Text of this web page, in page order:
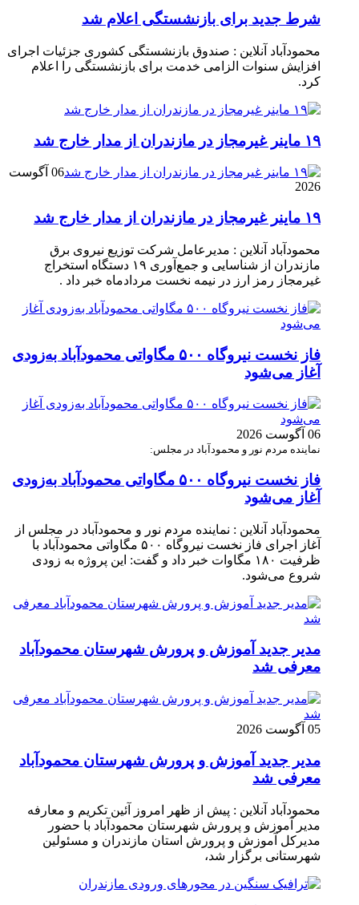
شرط جدید برای بازنشستگی اعلام شد
محمودآباد آنلاین : صندوق بازنشستگی کشوری جزئیات اجرای
افزایش سنوات الزامی خدمت برای بازنشستگی را اعلام
کرد.
۱۹ ماینر غیرمجاز در مازندران از مدار خارج شد
06 آگوست
2026
۱۹ ماینر غیرمجاز در مازندران از مدار خارج شد
محمودآباد آنلاین : مدیرعامل شرکت توزیع نیروی برق
مازندران از شناسایی و جمع‌آوری ۱۹ دستگاه استخراج
غیرمجاز رمز ارز در نیمه نخست مردادماه خبر داد .
فاز نخست نیروگاه ۵۰۰ مگاواتی محمودآباد به‌زودی
آغاز می‌شود
06 آگوست 2026
نماینده مردم نور و محمودآباد در مجلس:
فاز نخست نیروگاه ۵۰۰ مگاواتی محمودآباد به‌زودی
آغاز می‌شود
محمودآباد آنلاین : نماینده مردم نور و محمودآباد در مجلس از
آغاز اجرای فاز نخست نیروگاه ۵۰۰ مگاواتی محمودآباد با
ظرفیت ۱۸۰ مگاوات خبر داد و گفت: این پروژه به زودی
شروع می‌شود.
مدیر جدید آموزش و پرورش شهرستان محمودآباد
معرفی شد
05 آگوست 2026
مدیر جدید آموزش و پرورش شهرستان محمودآباد
معرفی شد
محمودآباد آنلاین : پیش از ظهر امروز آئین تکریم و معارفه
مدیر آموزش و پرورش شهرستان محمودآباد با حضور
مدیرکل آموزش و پرورش استان مازندران و مسئولین
شهرستانی برگزار شد،